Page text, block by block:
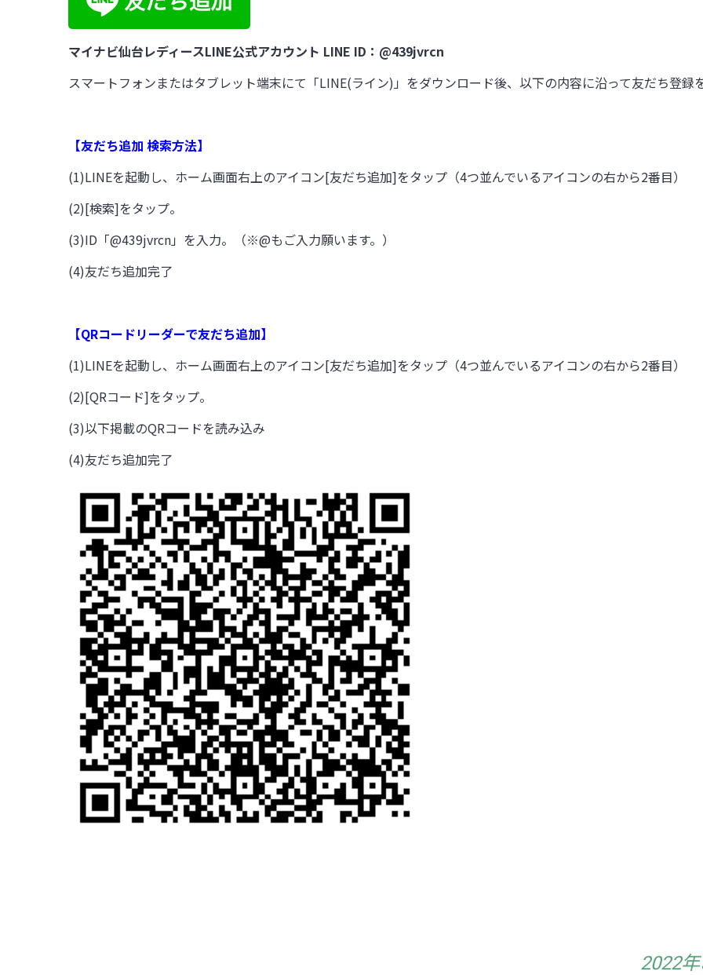
マイナビ仙台レディースLINE公式アカウント LINE ID：@439jvrcn
スマートフォンまたはタブレット端末にて「LINE(ライン)」をダウンロード後、以下の内容に沿って友だち登録
【友だち追加 検索方法】
(1)LINEを起動し、ホーム画面右上のアイコン[友だち追加]をタップ（4つ並んでいるアイコンの右から2番目）
(2)[検索]をタップ。
(3)ID「@439jvrcn」を入力。（※@もご入力願います。）
(4)友だち追加完了
【QRコードリーダーで友だち追加】
(1)LINEを起動し、ホーム画面右上のアイコン[友だち追加]をタップ（4つ並んでいるアイコンの右から2番目）
(2)[QRコード]をタップ。
(3)以下掲載のQRコードを読み込み
(4)友だち追加完了
2022